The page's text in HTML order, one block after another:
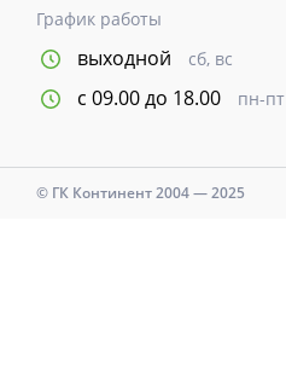
График работы
выходной сб, вс
с 09.00 до 18.00 пн-пт
© ГК Континент 2004 — 2025